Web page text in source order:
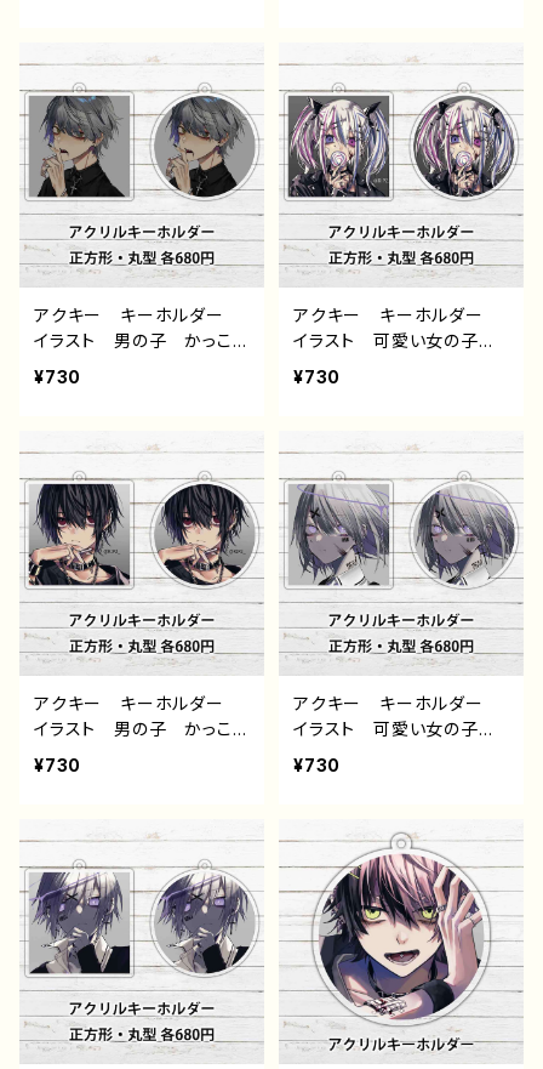
ンデレ 黒髪 ピアス パ
ーカー フード 個性的
おすすめ 人気 イラスト
レーター クリエイター
絵師 オリジナル デザイ
ン グッズ アクリルキー
ホルダー タイトル：黒野京
デザイン50 作：黒野京
髪 ピアス ショートカッ
ト 個性的 おすすめ 人
気 イラストレーター クリ
エイター 絵師 オリジナ
ル デザイン グッズ ア
クリルキーホルダー タイト
ル：黒野京 デザイン49
作：黒野京
アクキー キーホルダー
イラスト 男の子 かっこい
い イケメン おしゃれ エ
ンデレ 銀髪 スーツ ピ
アス 個性的 おすすめ
人気 イラストレーター
クリエイター 絵師 オリ
ジナル デザイン グッ
ズ アクリルキーホルダ
ー タイトル：黒野京 デザ
イン48 作：黒野京
¥730
アクキー キーホルダー
イラスト 可愛い女の子
かっこいい女子 エモい
インテール ピアス ネコ
ミミ風 猫耳風 個性的
おすすめ 人気 イラスト
レーター クリエイター
絵師 オリジナル デザイ
ン グッズ アクリルキー
ホルダー タイトル：黒野京
デザイン47 作：黒野京
¥730
アクキー キーホルダー
イラスト 男の子 かっこい
い イケメン おしゃれ エ
黒髪 ピアス 個性的 お
すすめ 人気 イラストレ
ーター クリエイター 絵
師 オリジナル デザイ
ン グッズ アクリルキー
ホルダー タイトル：黒野京
デザイン46 作：黒野京
¥730
アクキー キーホルダー
イラスト 可愛い女の子
かっこいい女子 エモい
ョートカット ピアス 個性
的 おすすめ 人気 イラ
ストレーター クリエイタ
ー 絵師 オリジナル デ
ザイン グッズ アクリルキ
ーホルダー タイトル：黒野
京 デザイン45 作：黒野京
¥730